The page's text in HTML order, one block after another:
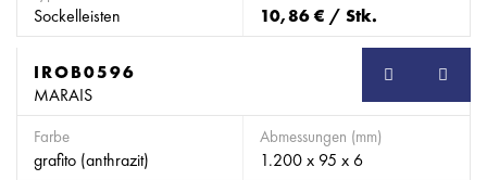
Sockelleisten 10,86 € / Stk.
SB
IROB0596
MARAIS
Farbe
grafito (anthrazit)
Abmessungen (mm)
1.200 x 95 x 6